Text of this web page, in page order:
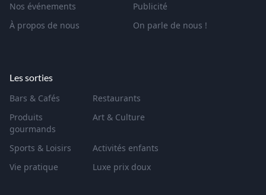
Nos événements
Publicité
À propos de nous
On parle de nous !
Les sorties
Bars & Cafés
Restaurants
Produits
gourmands
Art & Culture
Sports & Loisirs
Activités enfants
Vie pratique
Luxe prix doux